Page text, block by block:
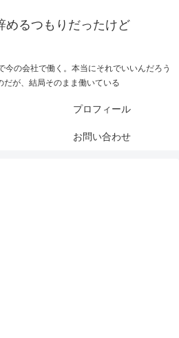
めるつもりだったけど
の会社で働く。本当にそれでいいんだろう
だが、結局そのまま働いている
プロフィール
お問い合わせ